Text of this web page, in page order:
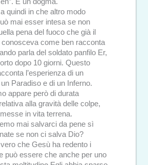
quindi in che altro modo
mai esser intesa se non
pena del fuoco che già il
conosceva come ben racconta
parla del soldato panfilo Er,
dopo 10 giorni. Questo
l’esperienza di un
Paradiso e di un Inferno.
appare però di durata
alla gravità delle colpe,
in vita terrena.
mai salvarci da pene sì
se non ci salva Dio?
che Gesù ha redento i
può essere che anche per uno